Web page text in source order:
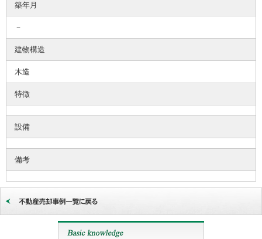
築年月
－
建物構造
木造
特徴
設備
備考